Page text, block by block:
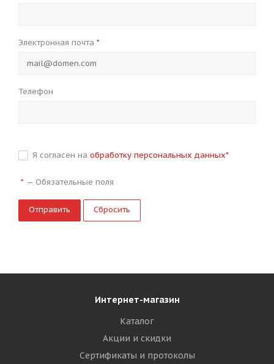
Электронная почта *
Телефон
Я согласен на обработку персональных данных*
* — Обязательные поля
Сбросить
Интернет-магазин
Каталог
Акции и скидки
Сертификаты и протоколы